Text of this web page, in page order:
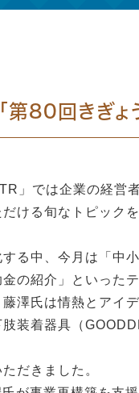
80回きぎょ
」では企業の経営
ける旬なトピック
る中、今月は「中
の紹介」といった
澤氏は情熱とアイ
装着器具（
だきました。